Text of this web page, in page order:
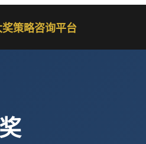
奖策略咨询平台